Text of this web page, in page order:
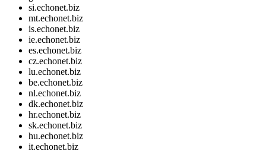
si.echonet.biz
mt.echonet.biz
is.echonet.biz
ie.echonet.biz
es.echonet.biz
cz.echonet.biz
lu.echonet.biz
be.echonet.biz
nl.echonet.biz
dk.echonet.biz
hr.echonet.biz
sk.echonet.biz
hu.echonet.biz
it.echonet.biz